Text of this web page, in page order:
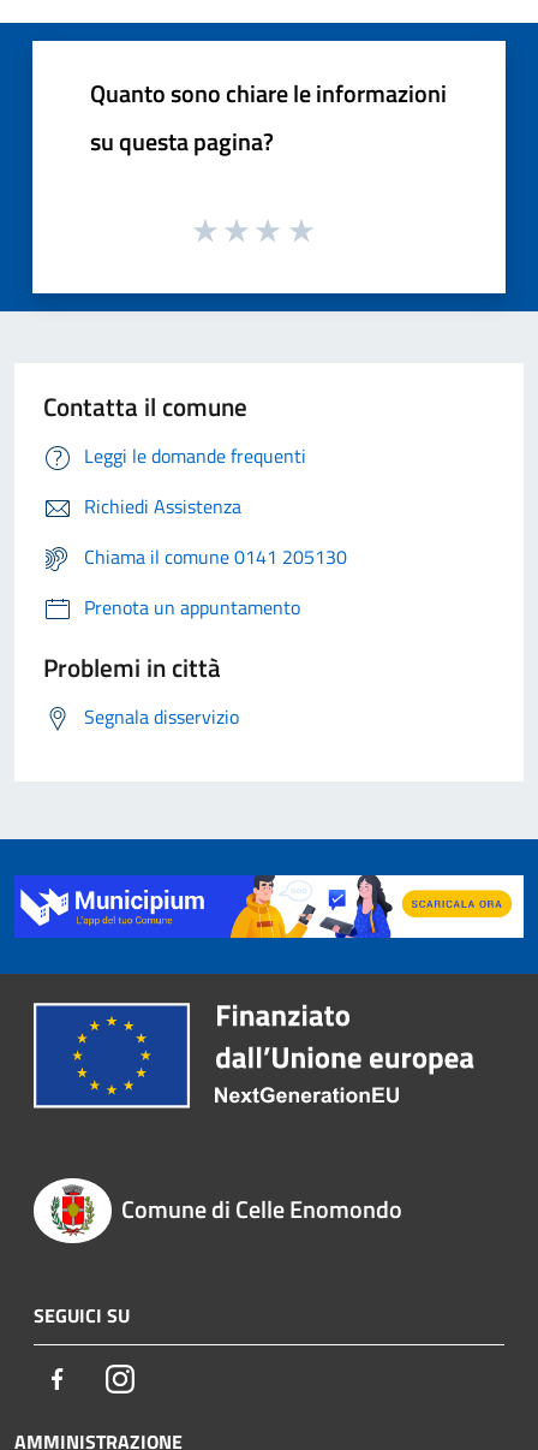
Quanto sono chiare le informazioni
su questa pagina?
Contatta il comune
Leggi le domande frequenti
Richiedi Assistenza
Chiama il comune 0141 205130
Prenota un appuntamento
Problemi in città
Segnala disservizio
Comune di Celle Enomondo
SEGUICI SU
FacebookInstagram
AMMINISTRAZIONE